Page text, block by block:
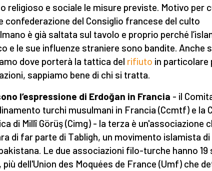
religioso e sociale le misure previste. Motivo per
confederazione del Consiglio francese del culto
è già saltata sul tavolo e proprio perché
e le sue influenze straniere sono bandite. Anche
dove porterà la tattica del rifiuto in particolare
sappiamo bene di chi si tratta.
l’espressione di Erdoğan in Francia - il
turchi musulmani in Francia (Ccmtf) e la
di Millî Görüş (Cimg) - la terza è un'associazione
di far parte di Tabligh, un movimento islamista di
Le due associazioni filo-turche hanno 19
più dell'Union des Moquées de France (Umf) che